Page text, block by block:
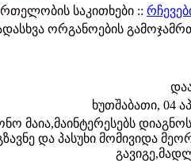
საკითხები ::
ორგანოების
ხუთშაბათი, 04
მაია,მაინტერესებს
და პასუხი მომივიდა